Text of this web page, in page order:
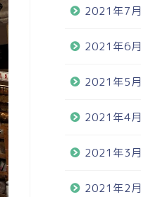
2021年7月
2021年6月
2021年5月
2021年4月
2021年3月
2021年2月